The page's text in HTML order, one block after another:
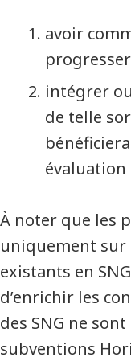
avoir
intégrer
de telle
évaluation
À noter que les
uniquement sur
existants en
d’enrichir les
des SNG ne
subventions